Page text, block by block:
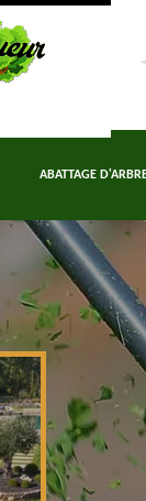
ABATTAGE
Taille